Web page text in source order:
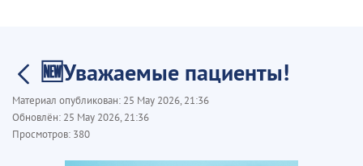
🆕Уважаемые пациенты!
Материал опубликован: 25 May 2026, 21:36
Обновлён: 25 May 2026, 21:36
Просмотров: 380